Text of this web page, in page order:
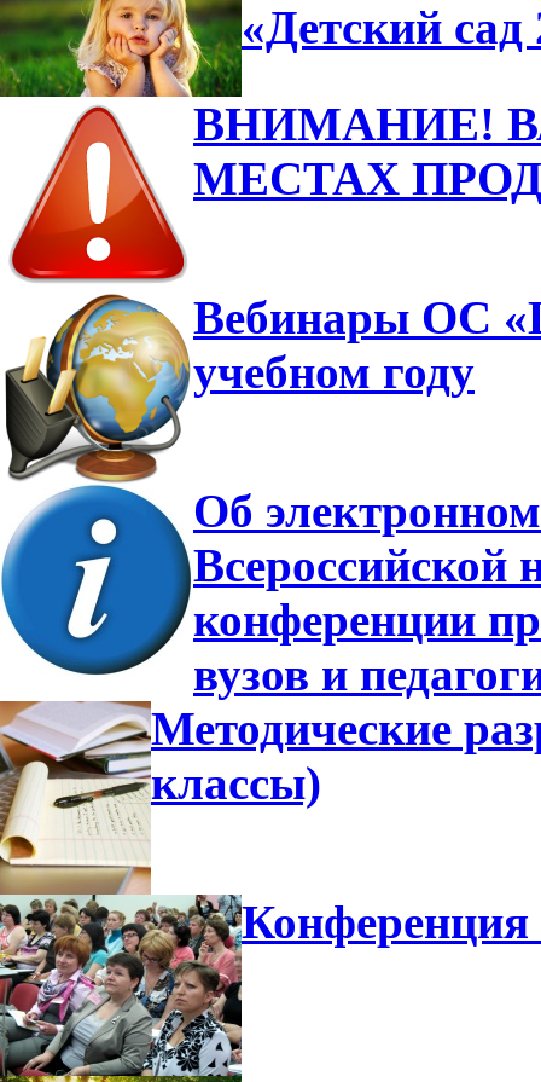
«Детский сад
ВНИМАНИЕ!
МЕСТАХ
Вебинары ОС
учебном году
Об
Всероссийской
конференции
вузов и
Методические
классы)
Конференция